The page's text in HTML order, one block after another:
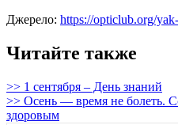
Джерело: https://opticlub.org/
Читайте также
>> 1 сентября – День знаний
>> Осень — время не болеть.
здоровым